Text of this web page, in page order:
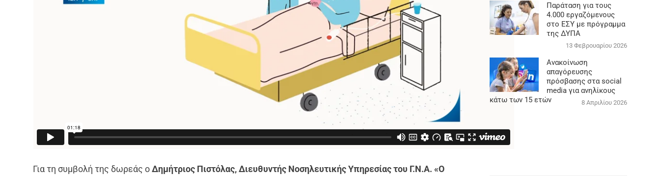
Για τη συμβολή της δωρεάς oΔημήτριος Πιστόλας, Διευθυντής Νοσηλευτικής Υπηρεσίας του Γ.Ν.Α. «Ο
Παράταση για τους
4.000 εργαζόμενους
στο ΕΣΥ με πρόγραμμα
της ΔΥΠΑ
13 Φεβρουαρίου 2026
Ανακοίνωση
απαγόρευσης
πρόσβασης στα social
media για ανηλίκους
κάτω των 15 ετών
8 Απριλίου 2026